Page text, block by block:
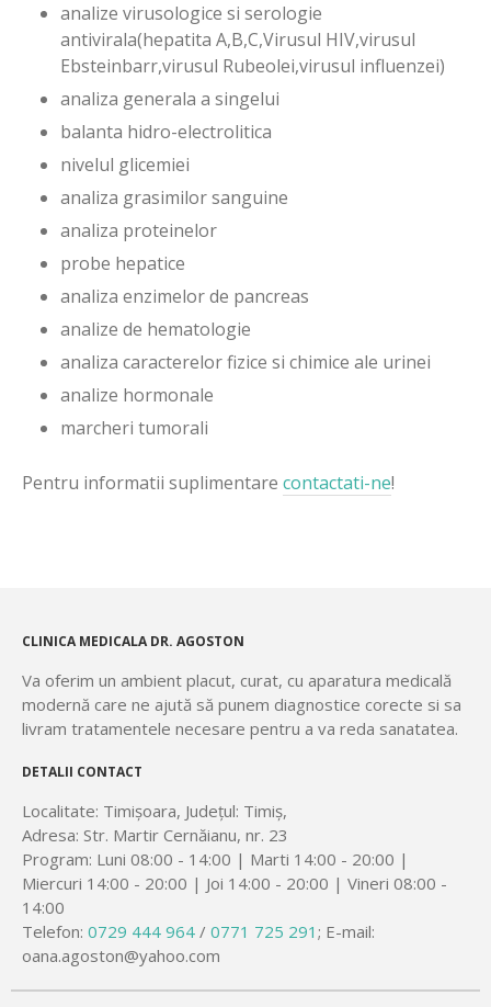
analize virusologice si serologie
antivirala(hepatita A,B,C,Virusul HIV,virusul
Ebsteinbarr,virusul Rubeolei,virusul influenzei)
analiza generala a singelui
balanta hidro-electrolitica
nivelul glicemiei
analiza grasimilor sanguine
analiza proteinelor
probe hepatice
analiza enzimelor de pancreas
analize de hematologie
analiza caracterelor fizice si chimice ale urinei
analize hormonale
marcheri tumorali
Pentru informatii suplimentare contactati-ne!
CLINICA MEDICALA DR. AGOSTON
Va oferim un ambient placut, curat, cu aparatura medicală
modernă care ne ajută să punem diagnostice corecte si sa
livram tratamentele necesare pentru a va reda sanatatea.
DETALII CONTACT
Localitate: Timișoara, Județul: Timiș,
Adresa: Str. Martir Cernăianu, nr. 23
Program: Luni 08:00 - 14:00 | Marti 14:00 - 20:00 |
Miercuri 14:00 - 20:00 | Joi 14:00 - 20:00 | Vineri 08:00 -
14:00
Telefon: 0729 444 964 / 0771 725 291 ; E-mail:
oana.agoston@yahoo.com